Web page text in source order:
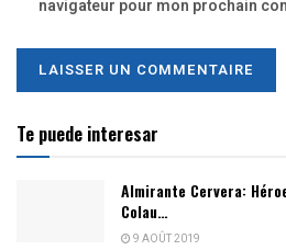
navigateur pour mon prochain
Te puede interesar
Almirante Cervera:
Colau…
9 AOÛT 2019